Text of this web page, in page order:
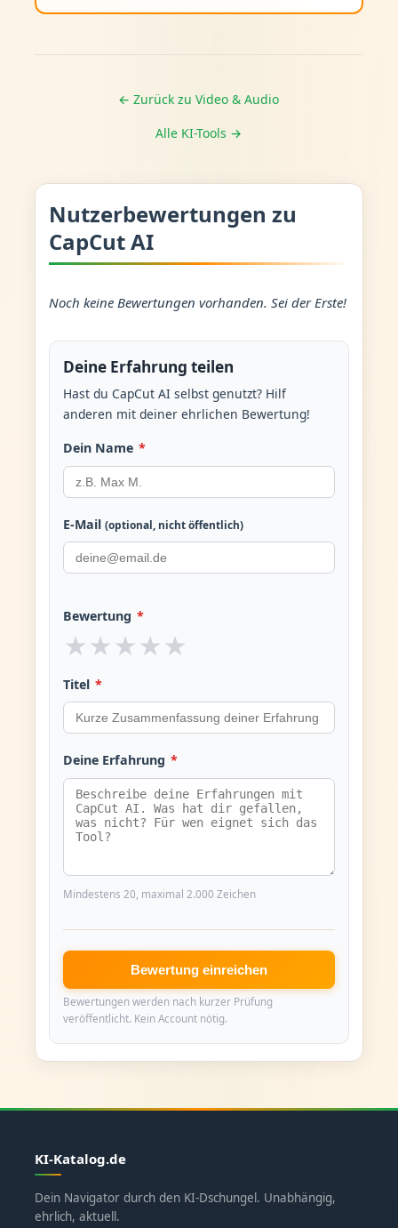
← Zurück zu Video & Audio
Alle KI-Tools →
Nutzerbewertungen zu
CapCut AI
Noch keine Bewertungen vorhanden. Sei der Erste!
Deine Erfahrung teilen
Hast du CapCut AI selbst genutzt? Hilf
anderen mit deiner ehrlichen Bewertung!
Dein Name *
E-Mail (optional, nicht öffentlich)
Bewertung *
★ ★ ★ ★ ★
Titel *
Deine Erfahrung *
Mindestens 20, maximal 2.000 Zeichen
Bewertung einreichen
Bewertungen werden nach kurzer Prüfung
veröffentlicht. Kein Account nötig.
KI-Katalog.de
Dein Navigator durch den KI-Dschungel. Unabhängig,
ehrlich, aktuell.